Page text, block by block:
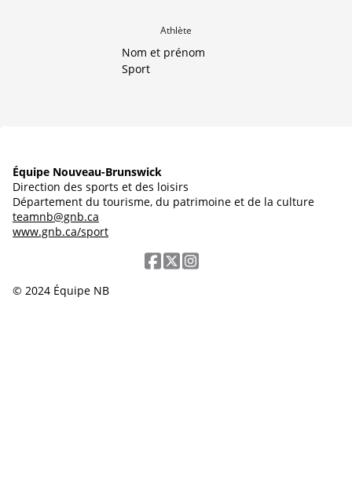
Athlète
Nom et prénom
Sport
Équipe Nouveau-Brunswick
Direction des sports et des loisirs
Département du tourisme, du patrimoine et de la culture
teamnb@gnb.ca
www.gnb.ca/sport
© 2024 Équipe NB